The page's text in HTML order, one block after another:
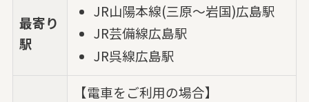
最寄り
駅
JR山陽本線(三原～岩国)広島駅
JR芸備線広島駅
JR呉線広島駅
【電車をご利用の場合】